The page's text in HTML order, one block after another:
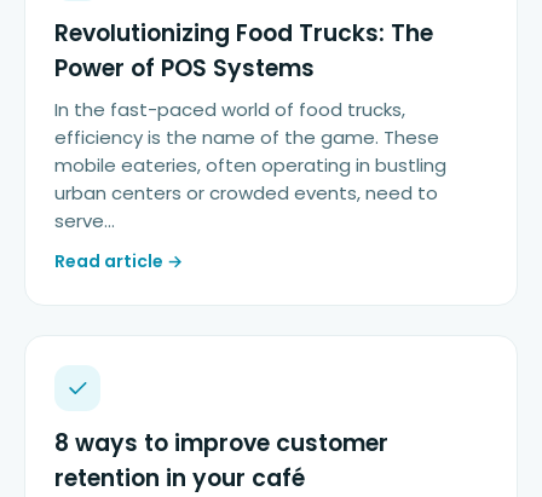
Revolutionizing Food Trucks: The
Power of POS Systems
In the fast-paced world of food trucks,
efficiency is the name of the game. These
mobile eateries, often operating in bustling
urban centers or crowded events, need to
serve…
Read article →
8 ways to improve customer
retention in your café